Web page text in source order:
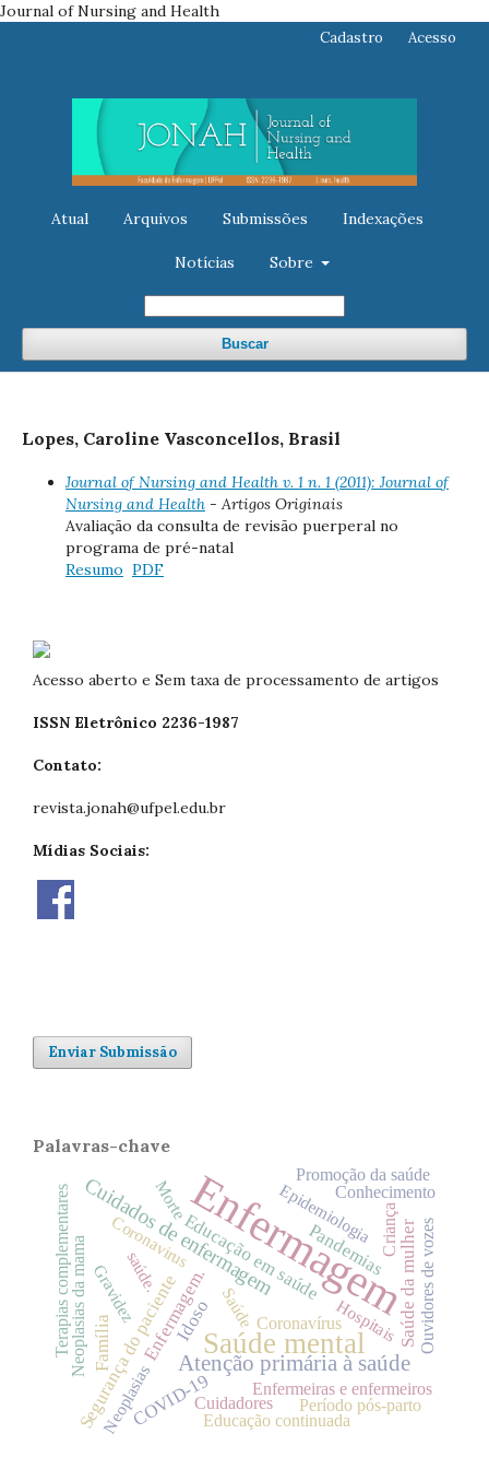
Journal of Nursing and Health
Atual Arquivos Submissões Indexações
Notícias Sobre
Buscar
Cadastro Acesso
Lopes, Caroline Vasconcellos, Brasil
Journal of Nursing and Health v. 1 n. 1 (2011): Journal of
Nursing and Health - Artigos Originais
Avaliação da consulta de revisão puerperal no
programa de pré-natal
Resumo PDF
Acesso aberto e Sem taxa de processamento de artigos
ISSN Eletrônico 2236-1987
Contato:
revista.jonah@ufpel.edu.br
Mídias Sociais:
Enviar Submissão
Palavras-chave
Enfermagem
Saúde mental
Atenção primária à saúde
Cuidados de enfermagem
Enfermagem.
Segurança do pacienteIdoso
Educação em saúde Saúde da mulher
Família
COVID-19
Pandemias
Enfermeiras e enfermeiros
Saúde
Epidemiologia
Gravidez
Cuidadores
Educação continuada
Promoção da saúde
Neoplasias da mama
Criança
Período pós-parto
Ouvidores de vozes
Terapias complementares Hospitais
Coronavirus
Conhecimento
Morte
saúde.
Coronavírus
Neoplasias